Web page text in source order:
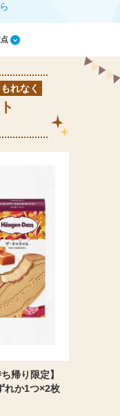
もれなく
帰り限定】
れか1つ×2枚